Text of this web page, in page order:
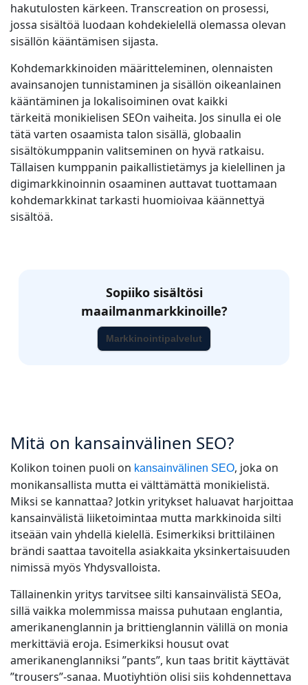
hakutulosten kärkeen. Transcreation on prosessi,
jossa sisältöä luodaan kohdekielellä olemassa olevan
sisällön kääntämisen sijasta.
Kohdemarkkinoiden määritteleminen, olennaisten
avainsanojen tunnistaminen ja sisällön oikeanlainen
kääntäminen ja lokalisoiminen ovat kaikki
tärkeitä monikielisen SEOn vaiheita. Jos sinulla ei ole
tätä varten osaamista talon sisällä, globaalin
sisältökumppanin valitseminen on hyvä ratkaisu.
Tällaisen kumppanin paikallistietämys ja kielellinen ja
digimarkkinoinnin osaaminen auttavat tuottamaan
kohdemarkkinat tarkasti huomioivaa käännettyä
sisältöä.
Sopiiko sisältösi
maailmanmarkkinoille?
Markkinointipalvelut
Mitä on kansainvälinen SEO?
Kolikon toinen puoli on kansainvälinen SEO, joka on
monikansallista mutta ei välttämättä monikielistä.
Miksi se kannattaa? Jotkin yritykset haluavat harjoittaa
kansainvälistä liiketoimintaa mutta markkinoida silti
itseään vain yhdellä kielellä. Esimerkiksi brittiläinen
brändi saattaa tavoitella asiakkaita yksinkertaisuuden
nimissä myös Yhdysvalloista.
Tällainenkin yritys tarvitsee silti kansainvälistä SEOa,
sillä vaikka molemmissa maissa puhutaan englantia,
amerikanenglannin ja brittienglannin välillä on monia
merkittäviä eroja. Esimerkiksi housut ovat
amerikanenglanniksi ”pants”, kun taas britit käyttävät
”trousers”-sanaa. Muotiyhtiön olisi siis kohdennettava